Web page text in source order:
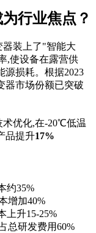
行业焦点？
器装上了"智能大
,使设备在露营供
源损耗。根据2023
器市场份额已突破
术优化,在-20℃低温
品提升17%
约35%
增加40%
上升15-25%
总研发费用60%